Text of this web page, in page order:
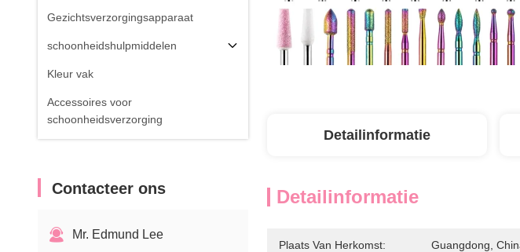
Gezichtsverzorgingsapparaat
schoonheidshulpmiddelen
Kleur vak
Accessoires voor
schoonheidsverzorging
Contacteer ons
Mr. Edmund Lee
Detailinformatie
Detailinformatie
Plaats Van Herkomst: Guangdong,